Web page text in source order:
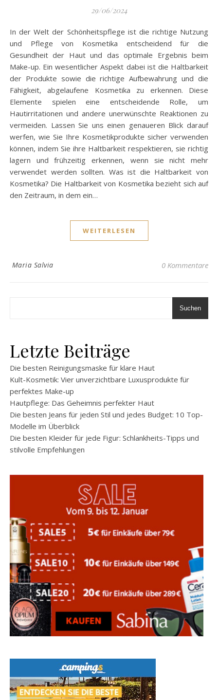
29/06/2024
In der Welt der Schönheitspflege ist die richtige Nutzung
und Pflege von Kosmetika entscheidend für die
Gesundheit der Haut und das optimale Ergebnis beim
Make-up. Ein wesentlicher Aspekt dabei ist die Haltbarkeit
der Produkte sowie die richtige Aufbewahrung und die
Fähigkeit, abgelaufene Kosmetika zu erkennen. Diese
Elemente spielen eine entscheidende Rolle, um
Hautirritationen und andere unerwünschte Reaktionen zu
vermeiden. Lassen Sie uns einen genaueren Blick darauf
werfen, wie Sie Ihre Kosmetikprodukte sicher verwenden
können, indem Sie ihre Haltbarkeit respektieren, sie richtig
lagern und frühzeitig erkennen, wenn sie nicht mehr
verwendet werden sollten. Was ist die Haltbarkeit von
Kosmetika? Die Haltbarkeit von Kosmetika bezieht sich auf
den Zeitraum, in dem ein…
WEITERLESEN
Maria Salvia 0 Kommentare
Suchen
Letzte Beiträge
Die besten Reinigungsmaske für klare Haut
Kult-Kosmetik: Vier unverzichtbare Luxusprodukte für
perfektes Make-up
Hautpflege: Das Geheimnis perfekter Haut
Die besten Jeans für jeden Stil und jedes Budget: 10 Top-
Modelle im Überblick
Die besten Kleider für jede Figur: Schlankheits-Tipps und
stilvolle Empfehlungen